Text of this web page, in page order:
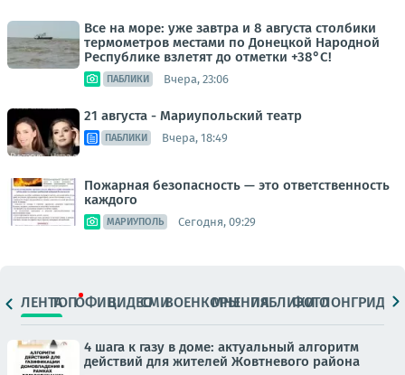
Все на море: уже завтра и 8 августа столбики
термометров местами по Донецкой Народной
Республике взлетят до отметки +38°C!
ПАБЛИКИ Вчера, 23:06
21 августа - Мариупольский театр
ПАБЛИКИ Вчера, 18:49
Пожарная безопасность — это ответственность
каждого
МАРИУПОЛЬ Сегодня, 09:29
ЛЕНТАТОПОФИЦ.ВИДЕОСМИВОЕНКОРЫМНЕНИЯПАБЛИКИ
ФОТОЛОНГРИДЫ
4 шага к газу в доме: актуальный алгоритм
действий для жителей Жовтневого района